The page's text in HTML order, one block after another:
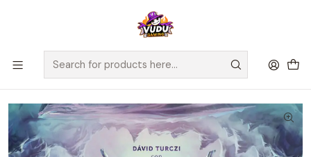
🚀 ¡Despachamos a todo Chile! Envío GRATIS a Regiones sobre
$100.000 y a RM sobre $35.000
Home Juegos de Mesa Editorial Maldito Games
Anachrony - Expansión Futuro Imperfecto - Español